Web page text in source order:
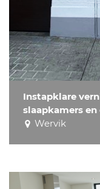
Instapklare
slaapkamers
Wervik